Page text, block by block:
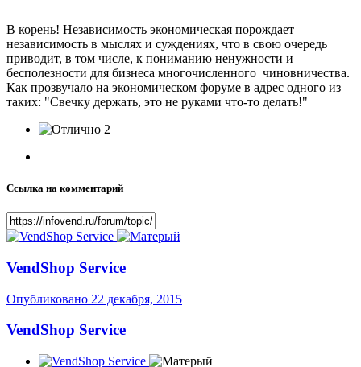
В корень! Независимость экономическая порождает
независимость в мыслях и суждениях, что в свою очередь
приводит, в том числе, к пониманию ненужности и
бесполезности для бизнеса многочисленного чиновничества.
Как прозвучало на экономическом форуме в адрес одного из
таких: "Свечку держать, это не руками что-то делать!"
2
Ссылка на комментарий
VendShop Service
Опубликовано 22 декабря, 2015
VendShop Service